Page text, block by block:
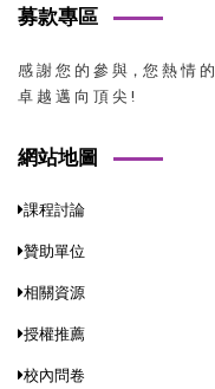
募款專區
感 謝 您 的 參 與，您 熱 情
卓 越 邁 向 頂 尖 !
網站地圖
課程討論
贊助單位
相關資源
授權推薦
校內問卷